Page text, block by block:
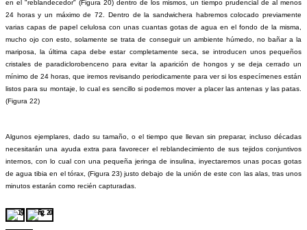
en el "reblandecedor" (Figura 20) dentro de los mismos, un tiempo prudencial de al menos
24 horas y un máximo de 72. Dentro de la sandwichera habremos colocado previamente
varias capas de papel celulosa con unas cuantas gotas de agua en el fondo de la misma,
mucho ojo con esto, solamente se trata de conseguir un ambiente húmedo, no bañar a la
mariposa, la última capa debe estar completamente seca, se introducen unos pequeños
cristales de paradiclorobenceno para evitar la aparición de hongos y se deja cerrado un
mínimo de 24 horas, que iremos revisando periodicamente para ver si los especímenes están
listos para su montaje, lo cual es sencillo si podemos mover a placer las antenas y las patas.
(Figura 22)
Algunos ejemplares, dado su tamaño, o el tiempo que llevan sin preparar, incluso décadas
necesitarán una ayuda extra para favorecer el reblandecimiento de sus tejidos conjuntivos
internos, con lo cual con una pequeña jeringa de insulina, inyectaremos unas pocas gotas
de agua tibia en el tórax, (Figura 23) justo debajo de la unión de este con las alas, tras unos
minutos estarán como recién capturadas.